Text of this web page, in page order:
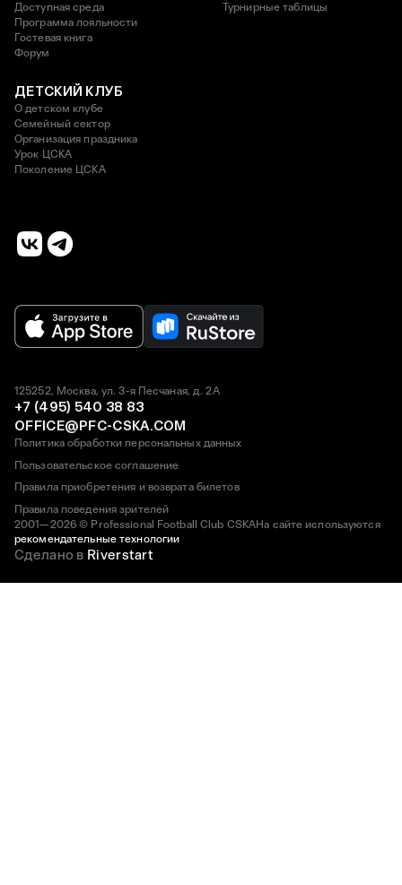
Доступная среда
Программа лояльности
Гостевая книга
Форум
Турнирные таблицы
ДЕТСКИЙ КЛУБ
О детском клубе
Семейный сектор
Организация праздника
Урок ЦСКА
Поколение ЦСКА
2001—2026 © Professional Football Club CSKAНа сайте используются
рекомендательные технологии
125252, Москва, ул. 3-я Песчаная, д. 2А
+7 (495) 540 38 83
OFFICE@PFC-CSKA.COM
Политика обработки персональных данных
Пользовательское соглашение
Правила приобретения и возврата билетов
Правила поведения зрителей
Сделано в Riverstart